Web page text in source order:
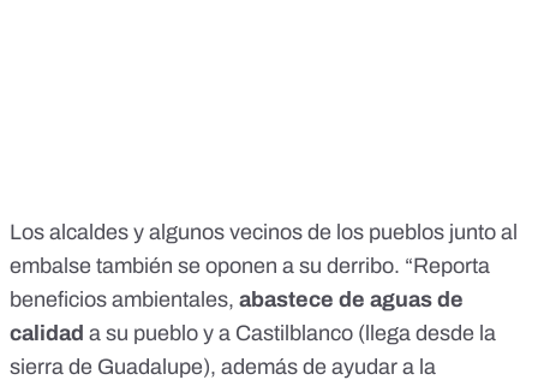
Los alcaldes y algunos vecinos de los pueblos junto al
embalse también se oponen a su derribo. “Reporta
beneficios ambientales, abastece de aguas de
calidad a su pueblo y a Castilblanco (llega desde la
sierra de Guadalupe), además de ayudar a la